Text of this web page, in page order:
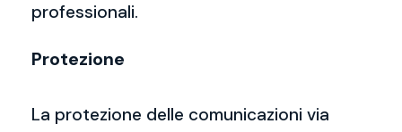
professionali.
Protezione
La protezione delle comunicazioni via